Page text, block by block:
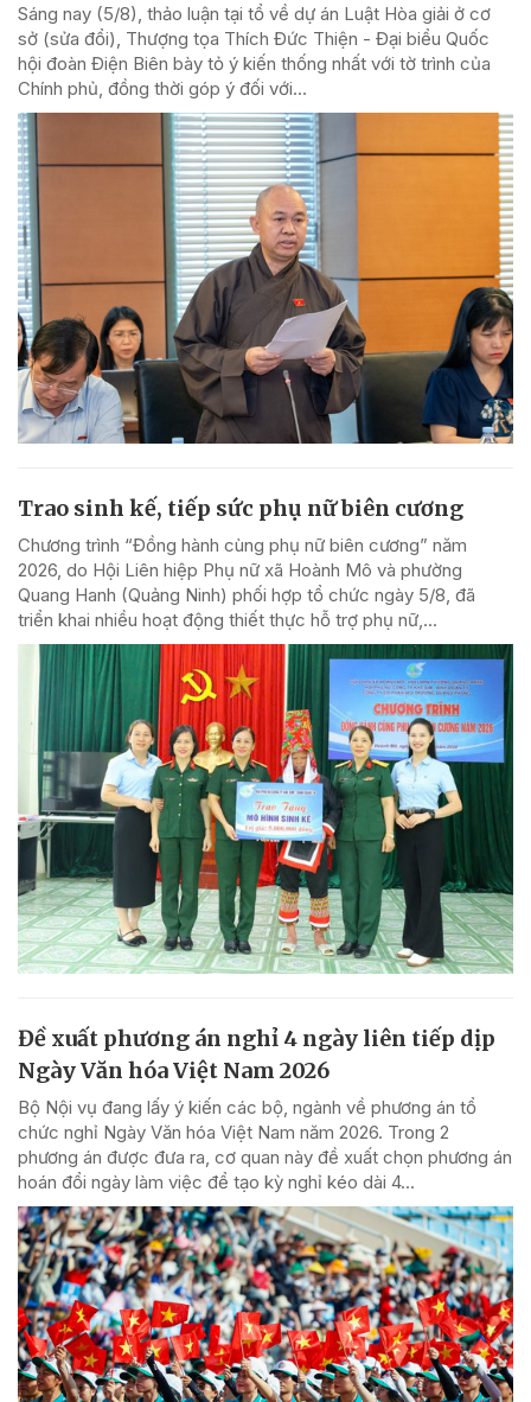
Sáng nay (5/8), thảo luận tại tổ về dự án Luật Hòa giải ở cơ
sở (sửa đổi), Thượng tọa Thích Đức Thiện - Đại biểu Quốc
hội đoàn Điện Biên bày tỏ ý kiến thống nhất với tờ trình của
Chính phủ, đồng thời góp ý đối với...
Trao sinh kế, tiếp sức phụ nữ biên cương
Chương trình “Đồng hành cùng phụ nữ biên cương” năm
2026, do Hội Liên hiệp Phụ nữ xã Hoành Mô và phường
Quang Hanh (Quảng Ninh) phối hợp tổ chức ngày 5/8, đã
triển khai nhiều hoạt động thiết thực hỗ trợ phụ nữ,...
Đề xuất phương án nghỉ 4 ngày liên tiếp dịp
Ngày Văn hóa Việt Nam 2026
Bộ Nội vụ đang lấy ý kiến các bộ, ngành về phương án tổ
chức nghỉ Ngày Văn hóa Việt Nam năm 2026. Trong 2
phương án được đưa ra, cơ quan này đề xuất chọn phương án
hoán đổi ngày làm việc để tạo kỳ nghỉ kéo dài 4...